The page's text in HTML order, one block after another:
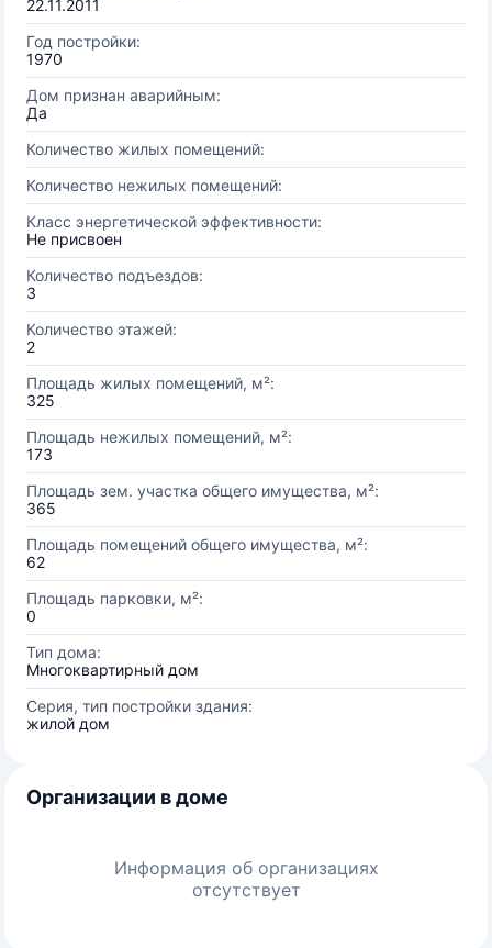
22.11.2011
Год постройки:
1970
Дом признан аварийным:
Да
Количество жилых помещений:
Количество нежилых помещений:
Класс энергетической эффективности:
Не присвоен
Количество подъездов:
3
Количество этажей:
2
Площадь жилых помещений, м²:
325
Площадь нежилых помещений, м²:
173
Площадь зем. участка общего имущества, м²:
365
Площадь помещений общего имущества, м²:
62
Площадь парковки, м²:
0
Тип дома:
Многоквартирный дом
Серия, тип постройки здания:
жилой дом
Организации в доме
Информация об организациях
отсутствует